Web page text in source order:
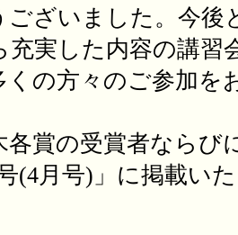
ございました。今後
充実した内容の講
くの方々のご参加を
各賞の受賞者ならび
(4月号)」に掲載い